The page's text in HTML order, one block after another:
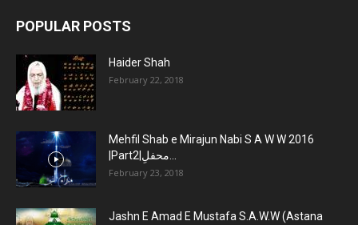
POPULAR POSTS
Haider Shah
February 22, 2018
Mehfil Shab e Mirajun Nabi S A W W 2016
|Part2|محفلِ...
February 23, 2018
Jashn E Amad E Mustafa S.A.W.W (Astana